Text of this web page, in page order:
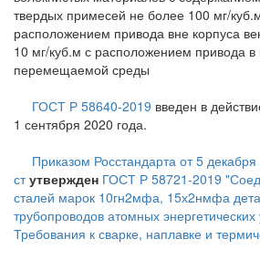
твердых примесей не более 100 мг/
расположением привода вне корпуса
10 мг/куб.м с расположением привода в
перемещаемой среды
ГОСТ Р 58640-2019 введен в
1 сентября 2020 года.
Приказом Росстандарта от 5
стутвержден ГОСТ Р 58721-2019
сталей марок 10гн2мфа, 15х2нмфа
трубопроводов атомных энергетических
Требования к сварке, наплавке и